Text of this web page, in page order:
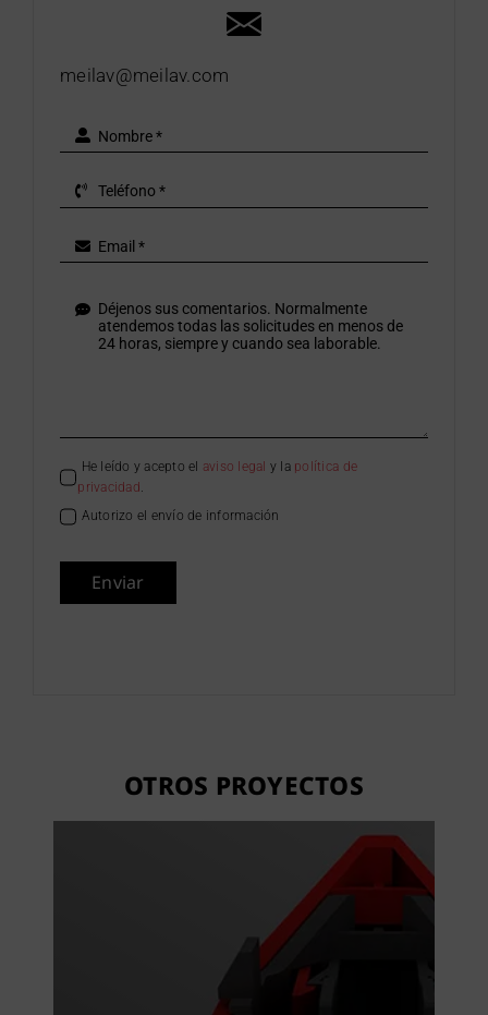
meilav@meilav.com
He leído y acepto el aviso legal y la política de
privacidad .
Autorizo el envío de información
Enviar
OTROS PROYECTOS